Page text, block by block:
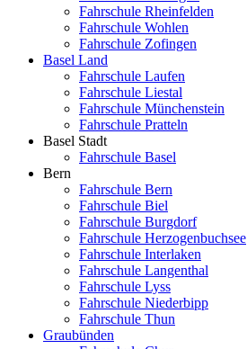
Fahrschule Rheinfelden
Fahrschule Wohlen
Fahrschule Zofingen
Basel Land
Fahrschule Laufen
Fahrschule Liestal
Fahrschule Münchenstein
Fahrschule Pratteln
Basel Stadt
Fahrschule Basel
Bern
Fahrschule Bern
Fahrschule Biel
Fahrschule Burgdorf
Fahrschule Herzogenbuchsee
Fahrschule Interlaken
Fahrschule Langenthal
Fahrschule Lyss
Fahrschule Niederbipp
Fahrschule Thun
Graubünden